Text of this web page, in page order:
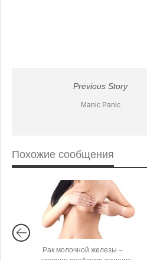
Previous Story
Manic Panic
Похожие сообщения
Рак молочной железы –